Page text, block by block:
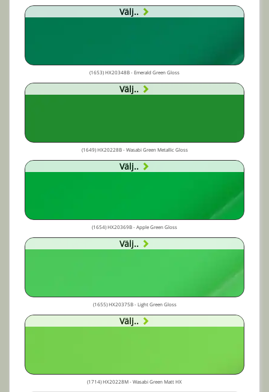
Välj..
(1653) HX20348B - Emerald Green Gloss
Välj..
(1649) HX20228B - Wasabi Green Metallic Gloss
Välj..
(1654) HX20369B - Apple Green Gloss
Välj..
(1655) HX20375B - Light Green Gloss
Välj..
(1714) HX20228M - Wasabi Green Matt HX